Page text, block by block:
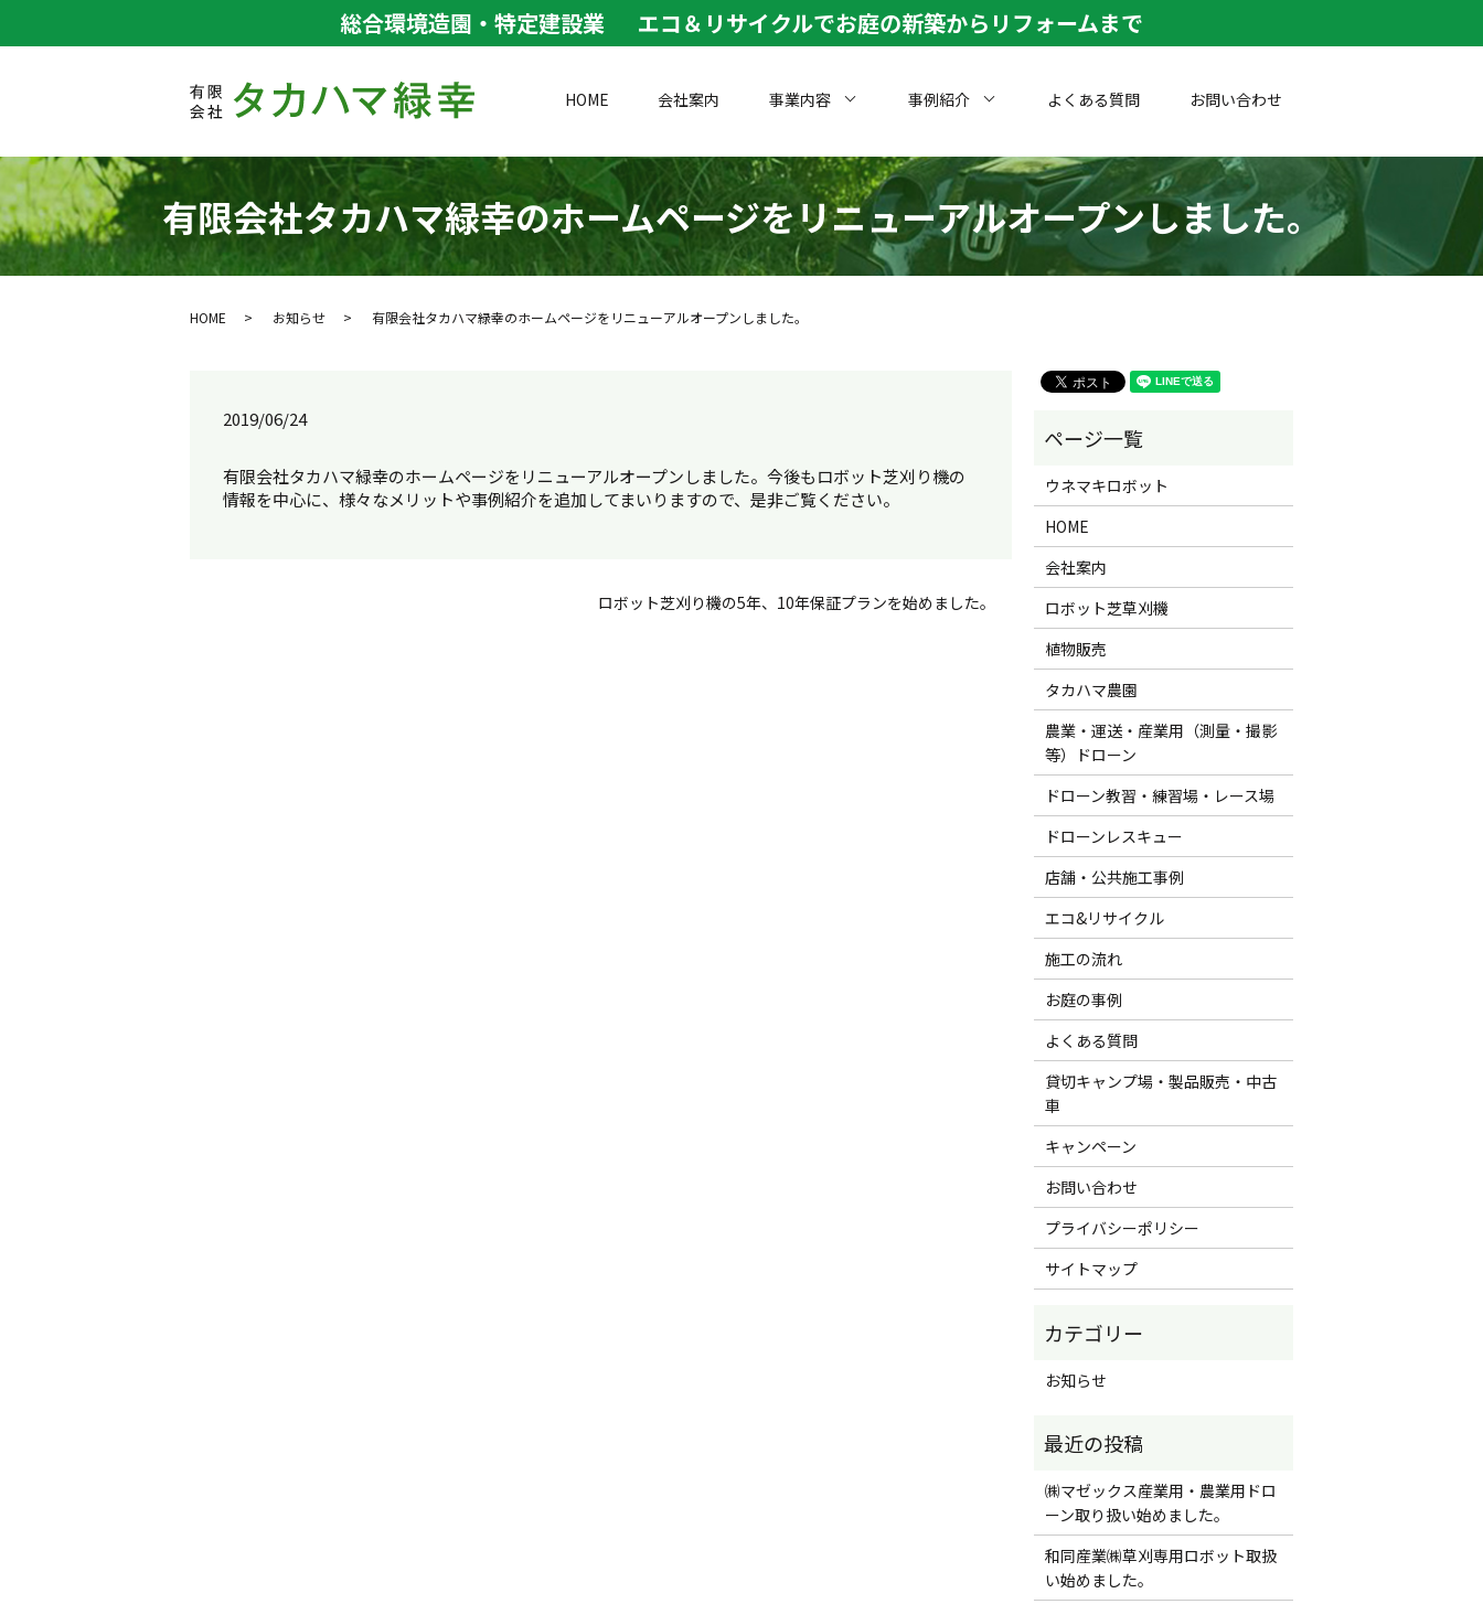
総合環境造園・特定建設業 エコ＆リサイクルでお庭の新築からリフォームまで
HOME 会社案内 事業内容 事例紹介 よくある質問 お問い合わせ
有限会社タカハマ緑幸のホームページをリニューアルオープンしました。
HOME お知らせ 有限会社タカハマ緑幸のホームページをリニューアルオープンしました。
2019/06/24
有限会社タカハマ緑幸のホームページをリニューアルオープンしました。今後もロボット芝刈り機の
情報を中心に、様々なメリットや事例紹介を追加してまいりますので、是非ご覧ください。
ロボット芝刈り機の5年、10年保証プランを始めました。
ウネマキロボット
HOME
会社案内
ロボット芝草刈機
植物販売
タカハマ農園
農業・運送・産業用（測量・撮影
等）ドローン
ドローン教習・練習場・レース場
ドローンレスキュー
店舗・公共施工事例
エコ&リサイクル
施工の流れ
お庭の事例
よくある質問
貸切キャンプ場・製品販売・中古
車
キャンペーン
お問い合わせ
プライバシーポリシー
サイトマップ
お知らせ
㈱マゼックス産業用・農業用ドロ
ーン取り扱い始めました。
和同産業㈱草刈専用ロボット取扱
い始めました。